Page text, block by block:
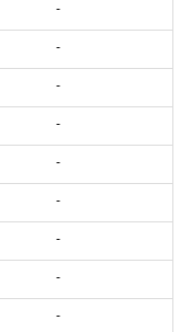
-
-
-
-
-
-
-
-
-